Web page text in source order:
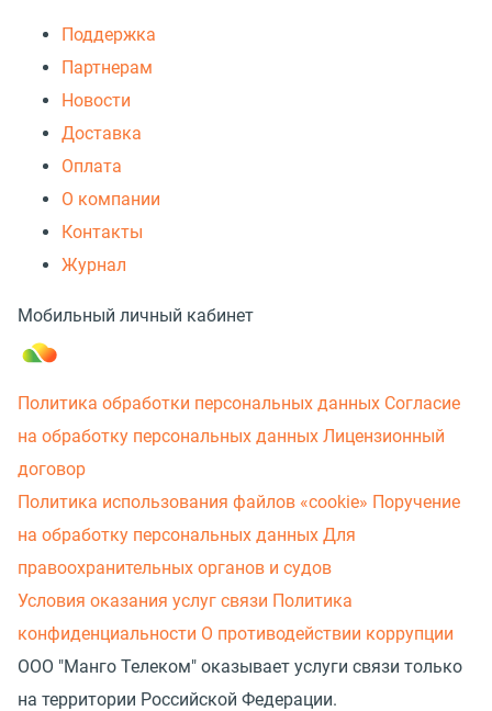
Поддержка
Партнерам
Новости
Доставка
Оплата
О компании
Контакты
Журнал
Мобильный личный кабинет
Политика обработки персональных данных Согласие
на обработку персональных данных Лицензионный
договор
Политика использования файлов «cookie» Поручение
на обработку персональных данных Для
правоохранительных органов и судов
Условия оказания услуг связи Политика
конфиденциальности О противодействии коррупции
ООО "Манго Телеком" оказывает услуги связи только
на территории Российской Федерации.